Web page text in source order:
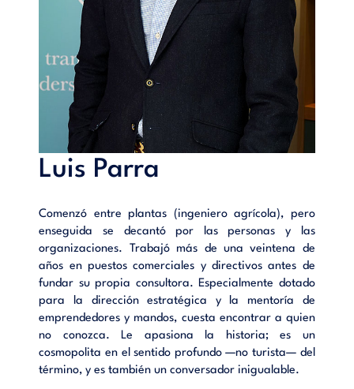
Luis Parra
Comenzó entre plantas (ingeniero agrícola), pero
enseguida se decantó por las personas y las
organizaciones. Trabajó más de una veintena de
años en puestos comerciales y directivos antes de
fundar su propia consultora. Especialmente dotado
para la dirección estratégica y la mentoría de
emprendedores y mandos, cuesta encontrar a quien
no conozca. Le apasiona la historia; es un
cosmopolita en el sentido profundo —no turista— del
término, y es también un conversador inigualable.